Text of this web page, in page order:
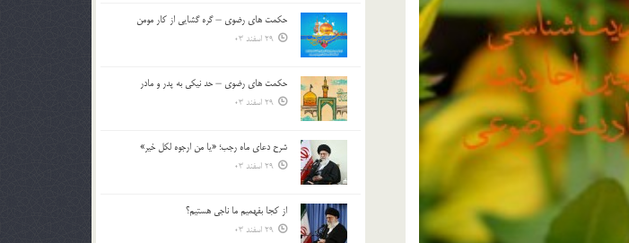
حکمت های رضوی – گره گشایی از کار مومن
29 اسفند 03
حکمت های رضوی – حد نیکی به پدر و مادر
29 اسفند 03
شرح دعای ماه رجب؛ «یا من ارجوه لکل خیر»
29 اسفند 03
از كجا بفهميم ما ناجی هستیم؟
29 اسفند 03